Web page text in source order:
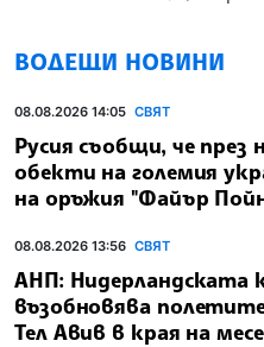
ВОДЕЩИ НОВИНИ
08.08.2026 14:05 СВЯТ
Русия съобщи, че през
обекти на големия
на оръжия "Файър
08.08.2026 13:56 СВЯТ
АНП: Нидерландската
възобновява
Тел Авив в края на